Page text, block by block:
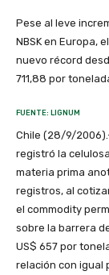
Pese al leve
NBSK en Europa,
nuevo récord
711,88 por
FUENTE: LIGNUM
Chile (28/9/
registró la
materia prima
registros, al
el commodity
sobre la barrera
US$ 657 por
relación con igual